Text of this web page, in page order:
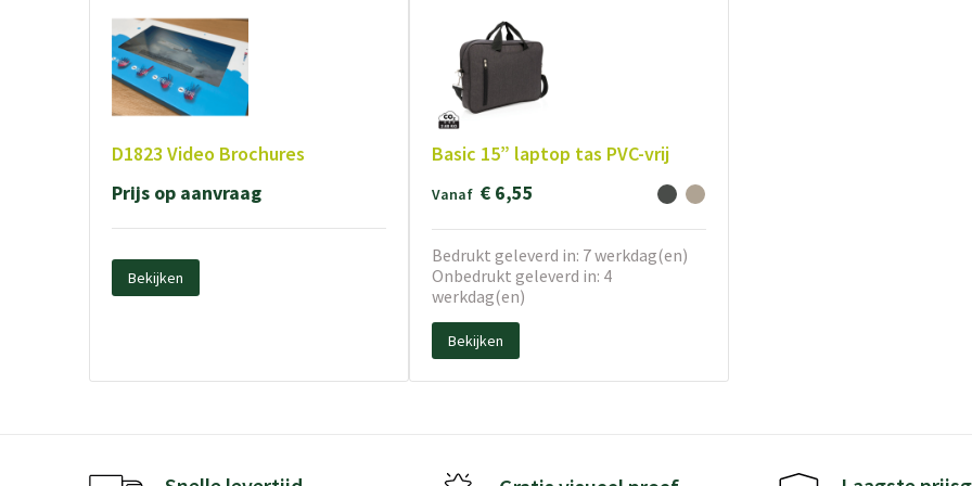
D1823 Video Brochures
Prijs op aanvraag
Bekijken
Basic 15” laptop tas PVC-vrij
Vanaf € 6,55
Bedrukt geleverd in: 7 werkdag(en)
Onbedrukt geleverd in: 4
werkdag(en)
Bekijken